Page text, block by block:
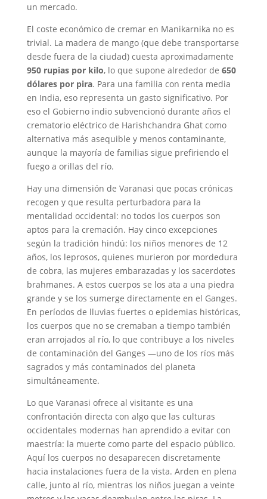
un mercado.
El coste económico de cremar en Manikarnika no es
trivial. La madera de mango (que debe transportarse
desde fuera de la ciudad) cuesta aproximadamente
950 rupias por kilo, lo que supone alrededor de 650
dólares por pira. Para una familia con renta media
en India, eso representa un gasto significativo. Por
eso el Gobierno indio subvencionó durante años el
crematorio eléctrico de Harishchandra Ghat como
alternativa más asequible y menos contaminante,
aunque la mayoría de familias sigue prefiriendo el
fuego a orillas del río.
Hay una dimensión de Varanasi que pocas crónicas
recogen y que resulta perturbadora para la
mentalidad occidental: no todos los cuerpos son
aptos para la cremación. Hay cinco excepciones
según la tradición hindú: los niños menores de 12
años, los leprosos, quienes murieron por mordedura
de cobra, las mujeres embarazadas y los sacerdotes
brahmanes. A estos cuerpos se los ata a una piedra
grande y se los sumerge directamente en el Ganges.
En períodos de lluvias fuertes o epidemias históricas,
los cuerpos que no se cremaban a tiempo también
eran arrojados al río, lo que contribuye a los niveles
de contaminación del Ganges —uno de los ríos más
sagrados y más contaminados del planeta
simultáneamente.
Lo que Varanasi ofrece al visitante es una
confrontación directa con algo que las culturas
occidentales modernas han aprendido a evitar con
maestría: la muerte como parte del espacio público.
Aquí los cuerpos no desaparecen discretamente
hacia instalaciones fuera de la vista. Arden en plena
calle, junto al río, mientras los niños juegan a veinte